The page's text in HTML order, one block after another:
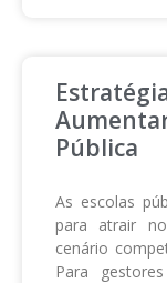
Pública
As escolas
para atrair
cenário
Para